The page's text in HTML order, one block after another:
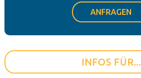
ANFRAGEN
INFOS FÜR...